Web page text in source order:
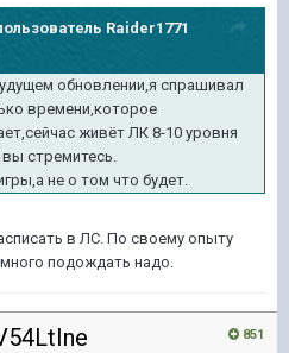
Raider1771
обновлении,я спрашивал
времени,которое
живёт ЛК 8-10 уровня
стремитесь.
не о том что будет.
в ЛС. По своему опыту
подождать надо.
851